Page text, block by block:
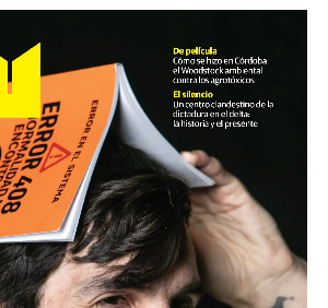
se organizan y se movilizan para
de toda la
sufren palos, gases y
de pie. Quienes
hay impotencia y nuevas
el futuro.
reunirlas y escucharlas.